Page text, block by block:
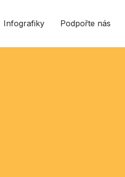
Infografiky Podpořte nás